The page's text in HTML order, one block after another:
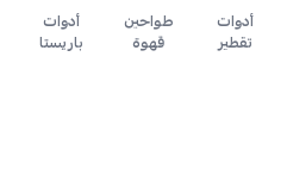
أدوات
تقطير
طواحين
قهوة
أدوات
باريستا